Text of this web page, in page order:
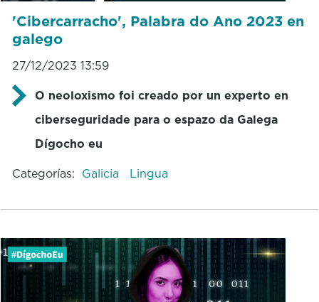
'Cibercarracho', Palabra do Ano 2023 en
galego
27/12/2023 13:59
O neoloxismo foi creado por un experto en
ciberseguridade para o espazo da Galega
Dígocho eu
Categorías: Galicia Lingua